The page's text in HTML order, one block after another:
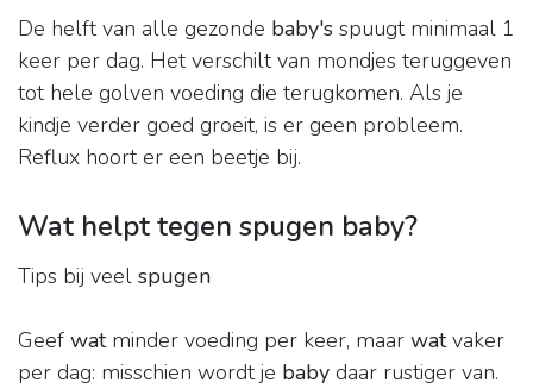
De helft van alle gezonde baby's spuugt minimaal 1
keer per dag. Het verschilt van mondjes teruggeven
tot hele golven voeding die terugkomen. Als je
kindje verder goed groeit, is er geen probleem.
Reflux hoort er een beetje bij.
Wat helpt tegen spugen baby?
Tips bij veel spugen
Geef watminder voeding per keer, maar watvaker
per dag: misschien wordt je baby daar rustiger van.